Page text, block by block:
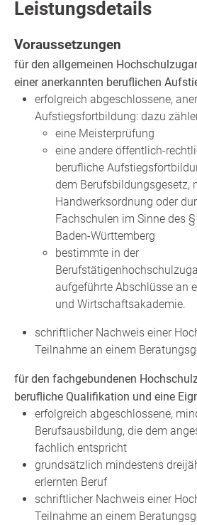
Leistungsdetails
Voraussetzungen
für den allgemeinen
einer anerkannten beruflichen
erfolgreich abgeschlossene,
Aufstiegsfortbildung: dazu
eine Meisterprüfung
eine andere öffentlich-
berufliche
dem Berufsbildungsgesetz,
Handwerksordnung oder
Fachschulen im Sinne des
Baden-Württemberg
bestimmte in der
aufgeführte Abschlüsse an
und Wirtschaftsakademie.
schriftlicher Nachweis einer
Teilnahme an einem
für den fachgebundenen
berufliche Qualifikation und eine
erfolgreich abgeschlossene,
Berufsausbildung, die dem
fachlich entspricht
grundsätzlich mindestens
erlernten Beruf
schriftlicher Nachweis einer
Teilnahme an einem